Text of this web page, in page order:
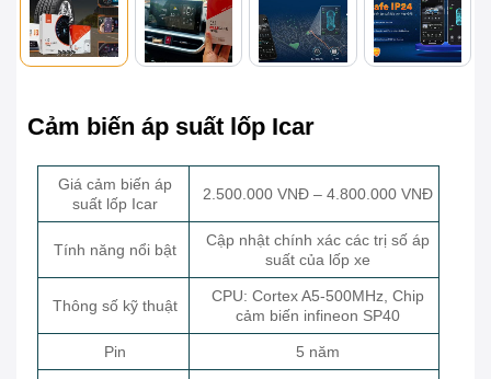
Cảm biến áp suất lốp Icar
Giá cảm biến áp
suất lốp Icar
2.500.000 VNĐ – 4.800.000 VNĐ
Tính năng nổi bật
Cập nhật chính xác các trị số áp
suất của lốp xe
Thông số kỹ thuật
CPU:Cortex A5-500MHz, Chip
cảm biến infineon SP40
Pin 5 năm